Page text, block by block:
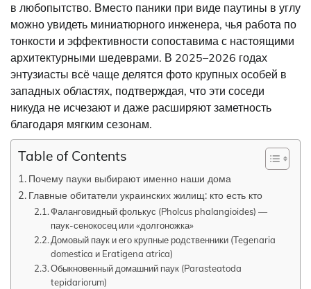
в любопытство. Вместо паники при виде паутины в углу
можно увидеть миниатюрного инженера, чья работа по
тонкости и эффективности сопоставима с настоящими
архитектурными шедеврами. В 2025–2026 годах
энтузиасты всё чаще делятся фото крупных особей в
западных областях, подтверждая, что эти соседи
никуда не исчезают и даже расширяют заметность
благодаря мягким сезонам.
Table of Contents
Почему пауки выбирают именно наши дома
Главные обитатели украинских жилищ: кто есть кто
Фаланговидный фолькус (Pholcus phalangioides) —
паук-сенокосец или «долгоножка»
Домовый паук и его крупные родственники (Tegenaria
domestica и Eratigena atrica)
Обыкновенный домашний паук (Parasteatoda
tepidariorum)